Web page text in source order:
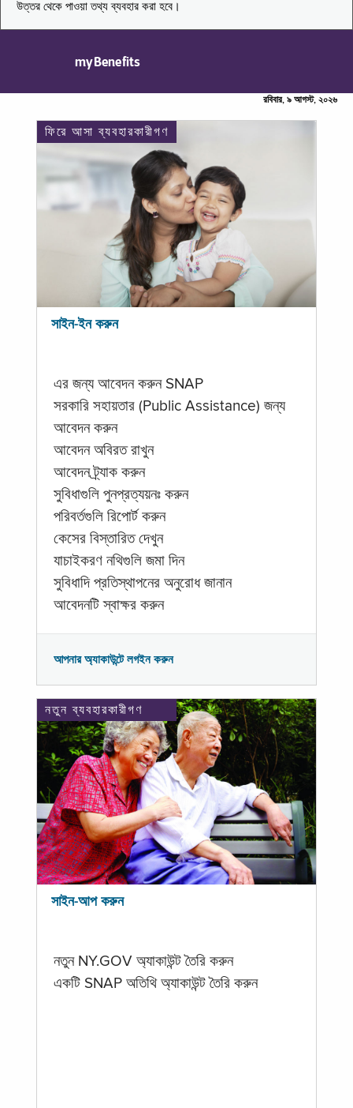
উত্তর থেকে পাওয়া তথ্য ব্যবহার করা হবে।
myBenefits
রবিবার, ৯ আগস্ট, ২০২৬
ফিরে আসা ব্যবহারকারীগণ
সাইন-ইন করুন
এর জন্য আবেদন করুন SNAP
সরকারি সহায়তার (Public Assistance) জন্য
আবেদন করুন
আবেদন অবিরত রাখুন
আবেদন ট্র্যাক করুন
সুবিধাগুলি পুনপ্রত্যয়নঃ করুন
পরিবর্তগুলি রিপোর্ট করুন
কেসের বিস্তারিত দেখুন
যাচাইকরণ নথিগুলি জমা দিন
সুবিধাদি প্রতিস্থাপনের অনুরোধ জানান
আবেদনটি স্বাক্ষর করুন
আপনার অ্যাকাউন্টে লগইন করুন
নতুন ব্যবহারকারীগণ
সাইন-আপ করুন
নতুন NY.GOV অ্যাকাউন্ট তৈরি করুন
একটি SNAP অতিথি অ্যাকাউন্ট তৈরি করুন